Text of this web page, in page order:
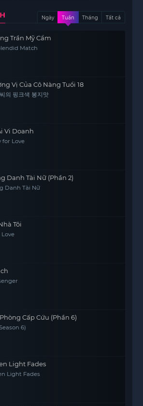
Ngày Tuần Tháng Tất cả
Trần Mỹ Cẩm
Match
Vị Của Cô Nàng Tuổi 18
의 핑크색 봉지맛
Vi Doanh
for Love
Danh Tài Nữ (Phần 2)
Danh Tài Nữ
Tôi
Phòng Cấp Cứu (Phần 6)
6)
Light Fades
Light Fades